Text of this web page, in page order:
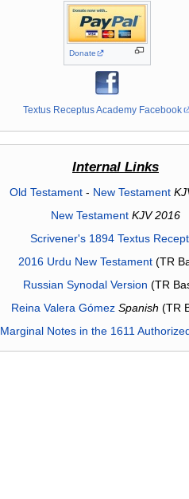
Donate
Textus Receptus Academy Facebook
Internal Links
Old Testament- New Testament
New Testament KJV 2016
Scrivener's 1894 Textus
2016 Urdu New Testament(TR
Russian Synodal Version (TR
Reina Valera Gómez Spanish (TR
Marginal Notes in the 1611